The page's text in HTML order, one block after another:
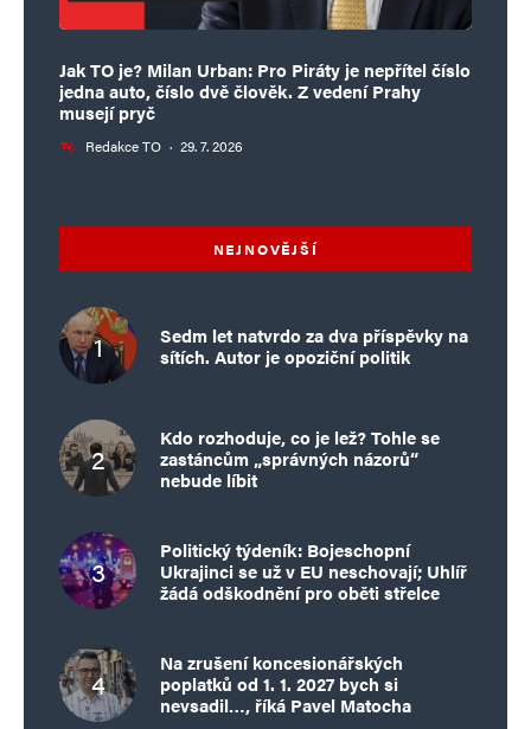
Jak TO je? Milan Urban: Pro Piráty je nepřítel číslo
jedna auto, číslo dvě člověk. Z vedení Prahy
musejí pryč
Redakce TO · 29. 7. 2026
NEJNOVĚJŠÍ
Sedm let natvrdo za dva příspěvky na
sítích. Autor je opoziční politik
Kdo rozhoduje, co je lež? Tohle se
zastáncům „správných názorů“
nebude líbit
Politický týdeník: Bojeschopní
Ukrajinci se už v EU neschovají; Uhlíř
žádá odškodnění pro oběti střelce
Na zrušení koncesionářských
poplatků od 1. 1. 2027 bych si
nevsadil…, říká Pavel Matocha